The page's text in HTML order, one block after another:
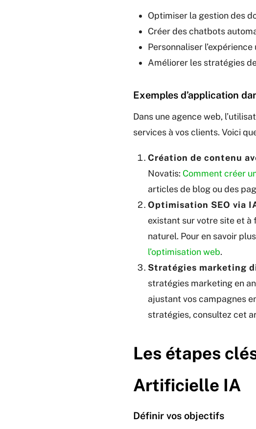
Optimiser la gestion des
Créer des chatbots
Personnaliser
Améliorer les stratégies
Exemples d’application
Dans une agence web,
services à vos clients. Voici
Création de contenu
Novatis: Comment créer
articles de blog ou des
Optimisation SEO via
existant sur votre site et
naturel. Pour en savoir
l’optimisation web.
Stratégies marketing
stratégies marketing en
ajustant vos campagnes
stratégies, consultez cet
Les étapes
Artificielle IA
Définir vos objectifs